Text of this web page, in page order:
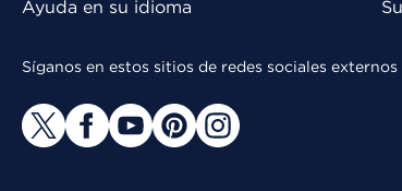
Ayuda en su idioma
Síganos en estos sitios de redes sociales